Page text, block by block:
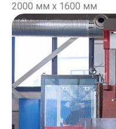
2000 мм x 1600 мм